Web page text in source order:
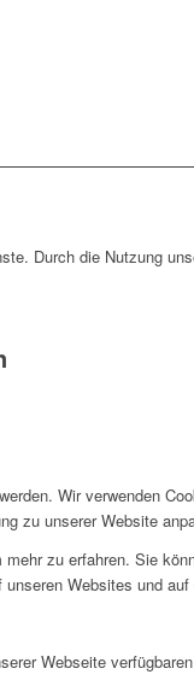
Durch die Nutzung
Wir verwenden
zu unserer Website
zu erfahren. Sie
Websites und
Webseite